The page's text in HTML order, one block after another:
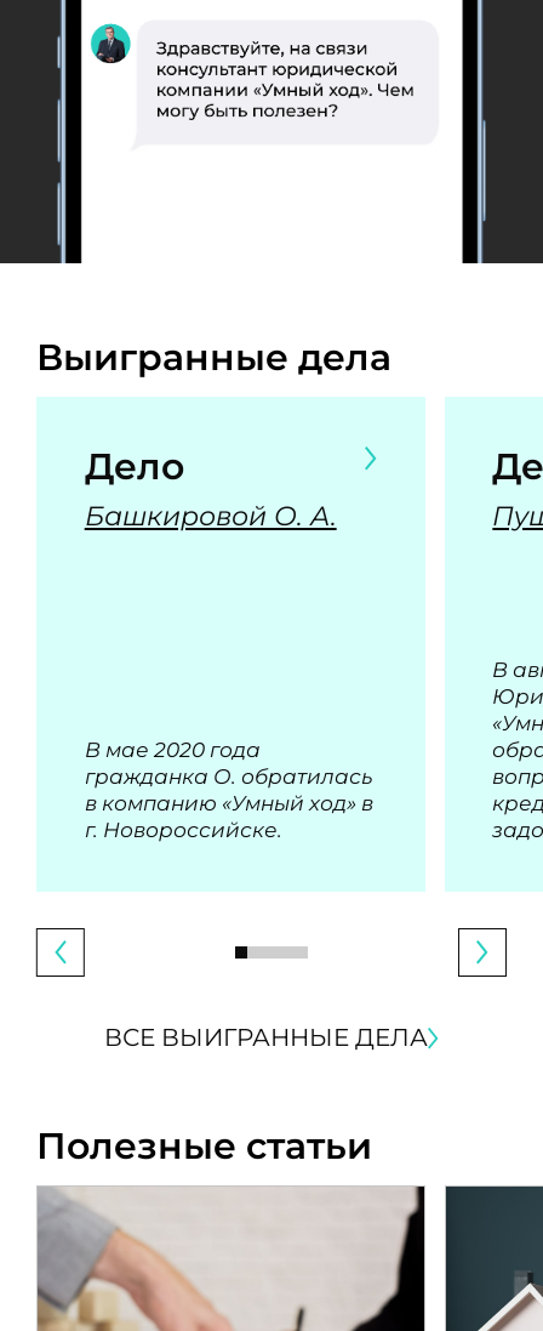
Выигранные дела
Дело
Башкировой О. А.
В мае 2020 года
гражданка О. обратилась
в компанию «Умный ход» в
г. Новороссийске.
В
ВСЕ ВЫИГРАННЫЕ ДЕЛА
Полезные статьи